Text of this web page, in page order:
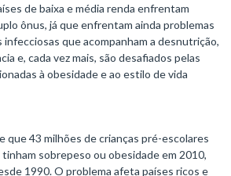
de baixa e média renda enfrentam
ônus, já que enfrentam ainda problemas
infecciosas que acompanham a desnutrição,
e, cada vez mais, são desafiados pelas
à obesidade e ao estilo de vida
que 43 milhões de crianças pré-escolares
sobrepeso ou obesidade em 2010,
1990. O problema afeta países ricos e